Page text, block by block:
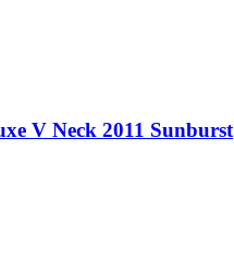
V Neck 2011 Sunburst